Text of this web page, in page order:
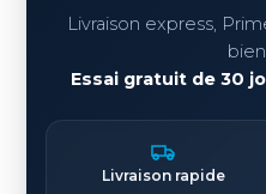
Livraison express,
Essai gratuit de 30
Livraison rapide